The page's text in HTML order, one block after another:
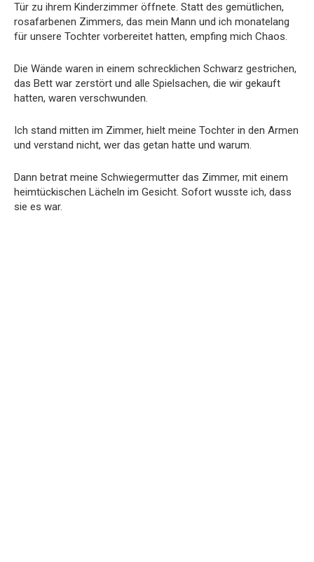
Tür zu ihrem Kinderzimmer öffnete. Statt des gemütlichen,
rosafarbenen Zimmers, das mein Mann und ich monatelang
für unsere Tochter vorbereitet hatten, empfing mich Chaos.
Die Wände waren in einem schrecklichen Schwarz gestrichen,
das Bett war zerstört und alle Spielsachen, die wir gekauft
hatten, waren verschwunden.
Ich stand mitten im Zimmer, hielt meine Tochter in den Armen
und verstand nicht, wer das getan hatte und warum.
Dann betrat meine Schwiegermutter das Zimmer, mit einem
heimtückischen Lächeln im Gesicht. Sofort wusste ich, dass
sie es war.